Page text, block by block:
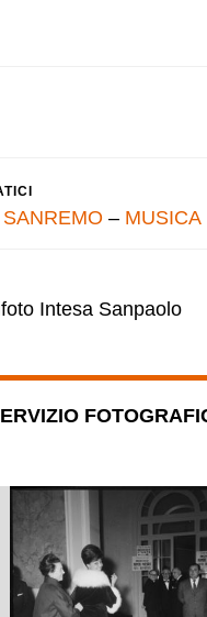
– MUSICA
Intesa Sanpaolo